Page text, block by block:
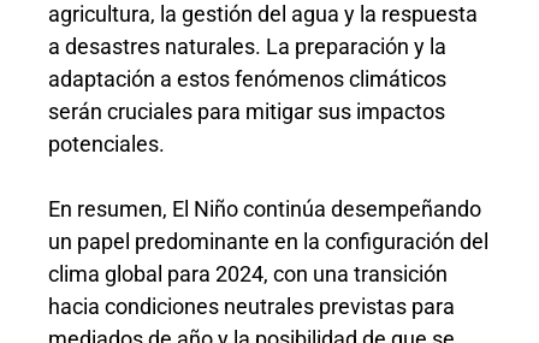
agricultura, la gestión del agua y la respuesta
a desastres naturales. La preparación y la
adaptación a estos fenómenos climáticos
serán cruciales para mitigar sus impactos
potenciales.
En resumen, El Niño continúa desempeñando
un papel predominante en la configuración del
clima global para 2024, con una transición
hacia condiciones neutrales previstas para